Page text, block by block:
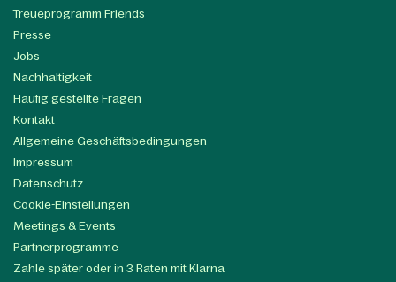
Treueprogramm Friends
Presse
Jobs
Nachhaltigkeit
Häufig gestellte Fragen
Kontakt
Allgemeine Geschäftsbedingungen
Impressum
Datenschutz
Cookie-Einstellungen
Meetings & Events
Partnerprogramme
Zahle später oder in 3 Raten mit Klarna